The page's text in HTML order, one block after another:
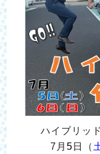
ハイブリッ
7月 5 日（